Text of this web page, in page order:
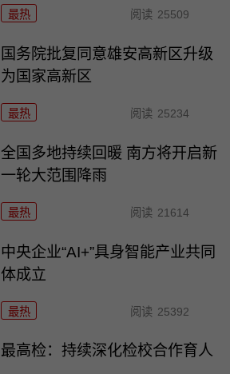
最热 阅读 25509
国务院批复同意雄安高新区升级
为国家高新区
最热 阅读 25234
全国多地持续回暖 南方将开启新
一轮大范围降雨
最热 阅读 21614
中央企业“AI+”具身智能产业共同
体成立
最热 阅读 25392
最高检：持续深化检校合作育人